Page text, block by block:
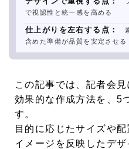
で視認性と統一感を高める
仕上がりを左右する点：
含めた準備が品質を安定させる
この記事では、記者会
効果的な作成方法を、5
す。
目的に応じたサイズや
イメージを反映したデ